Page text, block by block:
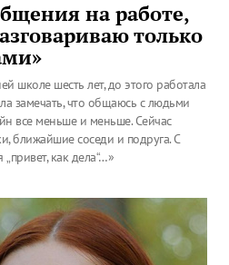
на работе,
только
школе шесть лет, до этого работала
замечать, что общаюсь с людьми
все меньше и меньше. Сейчас
ближайшие соседи и подруга. С
как дела“…»